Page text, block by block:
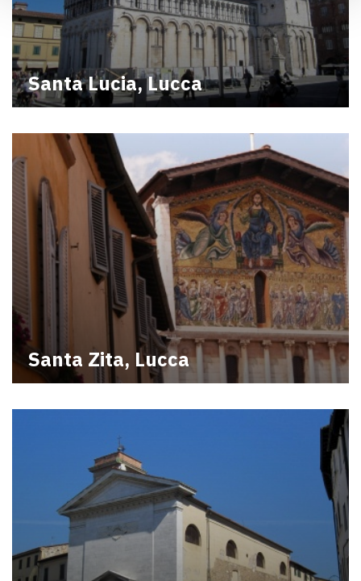
Santa Lucia, Lucca
Santa Zita, Lucca